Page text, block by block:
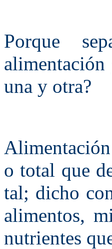
Porque
una y otra?
o total que
tal; dicho
alimentos,
nutrientes